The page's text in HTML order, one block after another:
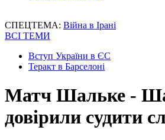
СПЕЦТЕМА: Війна в Ірані
ВСІ ТЕМИ
Вступ України в ЄС
Теракт в Барселоні
Матч Шальке -
довірили судити